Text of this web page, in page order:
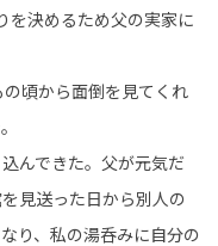
を決めるため父の実家に
頃から面倒を見てくれ
んできた。父が元気だ
見送った日から別人の
り、私の湯呑みに自分の